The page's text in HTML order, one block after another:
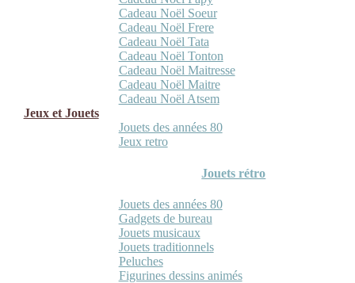
Cadeau Noël Soeur
Cadeau Noël Frere
Cadeau Noël Tata
Cadeau Noël Tonton
Cadeau Noël Maitresse
Cadeau Noël Maitre
Cadeau Noël Atsem
Jeux et Jouets
Jouets des années 80
Jeux retro
Jouets rétro
Jouets des années 80
Gadgets de bureau
Jouets musicaux
Jouets traditionnels
Peluches
Figurines dessins animés